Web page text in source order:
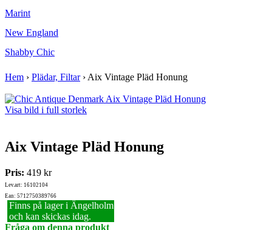
Marint
New England
Shabby Chic
Hem › Plädar, Filtar›Aix Vintage Pläd Honung
Visa bild i full storlek
Aix Vintage Pläd Honung
Pris: 419 kr
Lev.art: 16102104
Ean: 5712750389766
Finns på lager i Ängelholm
och kan skickas idag.
Fråga om denna produkt